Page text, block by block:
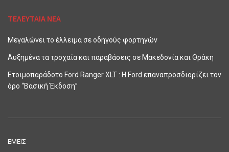
ΤΕΛΕΥΤΑΙΑ ΝΕΑ
Μεγαλώνει το έλλειμα σε οδηγούς φορτηγών
Αυξημένα τα τροχαία και παραβάσεις σε Μακεδονία και Θράκη
Ετοιμοπαράδοτο Ford Ranger XLT : Η Ford επαναπροσδιορίζει τον
όρο “Βασική Έκδοση”
ΕΜΕΙΣ